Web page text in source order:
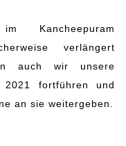
Kancheepuram
verlängert
auch wir unsere
2021 fortführen und
an sie weitergeben.